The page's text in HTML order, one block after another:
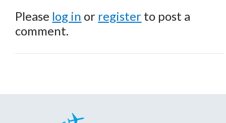
Please log in or register to post a
comment.